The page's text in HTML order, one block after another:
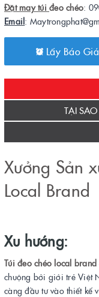
Đặt may túi đeo chéo:
Email:
Lấy Báo Giá
TẠI
Xưởng Sản
Local Brand
Xu hướng:
Túi đeo chéo local brand
chuộng bởi giới trẻ Việt
càng đầu tư vào thiết kế